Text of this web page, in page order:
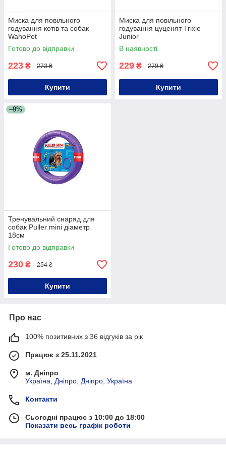
Миска для повільного
годування котів та собак
WahoPet
Готово до відправки
223 ₴ 273 ₴
Купити
Миска для повільного
годування цуценят Trixie
Junior
В наявності
229 ₴ 279 ₴
Купити
–9%
Тренувальний снаряд для
собак Puller mini діаметр
18см
Готово до відправки
230 ₴ 254 ₴
Купити
Про нас
100% позитивних з 36 відгуків за рік
Працює з 25.11.2021
м. Дніпро
Україна, Дніпро, Дніпро, Україна
Контакти
Сьогодні працює з 10:00 до 18:00
Показати весь графік роботи